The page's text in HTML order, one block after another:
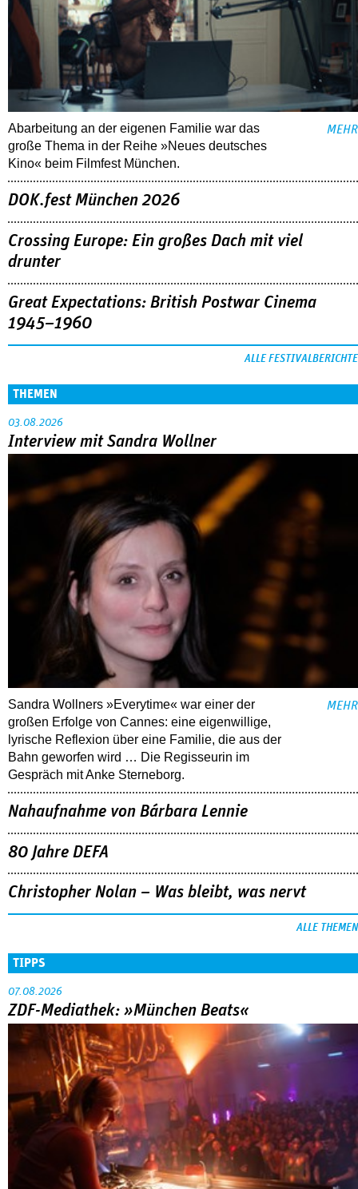
Abarbeitung an der eigenen Familie war das
große Thema in der Reihe »Neues deutsches
Kino« beim Filmfest München.
MEHR
DOK.fest München 2026
Crossing Europe: Ein großes Dach mit viel
drunter
Great Expectations: British Postwar Cinema
1945–1960
ALLE FESTIVALBERICHTE
THEMEN
03.08.2026
Interview mit Sandra Wollner
Sandra Wollners »Everytime« war einer der
großen Erfolge von Cannes: eine eigenwillige,
lyrische Reflexion über eine ­Familie, die aus der
Bahn geworfen wird … Die Regisseurin im
Gespräch mit Anke Sterneborg.
MEHR
Nahaufnahme von Bárbara Lennie
80 Jahre DEFA
Christopher Nolan – Was bleibt, was nervt
ALLE THEMEN
TIPPS
07.08.2026
ZDF-Mediathek: »München Beats«